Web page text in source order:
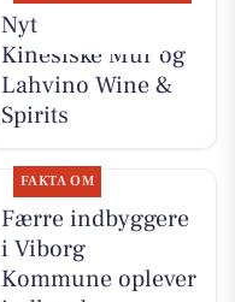
Nyt fra Den
Kinesiske Mur og
Lahvino Wine &
Spirits
FAKTA OM
Færre indbyggere
i Viborg
Kommune oplever